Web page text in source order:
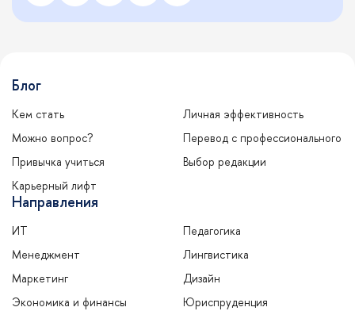
Блог
Кем стать
Можно вопрос?
Привычка учиться
Карьерный лифт
Личная эффективность
Перевод с профессионального
Выбор редакции
Направления
ИТ
Менеджмент
Маркетинг
Экономика и финансы
Педагогика
Лингвистика
Дизайн
Юриспруденция